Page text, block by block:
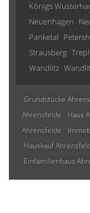
Königs
Neuenhagen
Panketal
Strausberg
Wandlitz
Grundstücke
Ahrensfelde
Haus
Ahrensfelde
Hauskauf
Einfamilienhaus